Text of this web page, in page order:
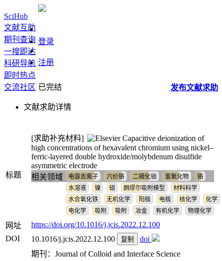
SciHub
文献互助
期刊查询
一搜即达
科研导航
即时热点
交流社区
登录
注册
发布文献求助
已完结
文献求助详情
标题
[求助补充材料]
Capacitive deionization of
high concentrations of hexavalent chromium using nickel–
ferric-layered double hydroxide/molybdenum disulfide
asymmetric electrode
相关领域
电容去离子 六价铬 二硫化钼 氢氧化物
铬
水溶液
镍 钼 朗缪尔吸附模型
材料科学
水合氧化铁
无机化学 阳极 电极 核化学
化学
电化学
吸附 吸附 冶金 有机化学 物理化学
网址
https://doi.org/10.1016/j.jcis.2022.12.100
DOI
10.1016/j.jcis.2022.12.100 复制 doi
期刊：Journal of Colloid and Interface Science